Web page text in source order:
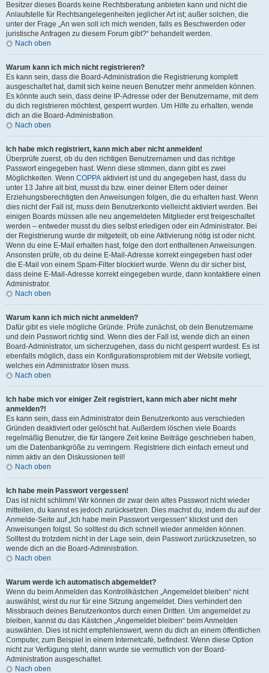
Besitzer dieses Boards keine Rechtsberatung anbieten kann und nicht die
Anlaufstelle für Rechtsangelegenheiten jeglicher Art ist; außer solchen, die
unter der Frage „An wen soll ich mich wenden, falls es Beschwerden oder
juristische Anfragen zu diesem Forum gibt?“ behandelt werden.
Nach oben
Warum kann ich mich nicht registrieren?
Es kann sein, dass die Board-Administration die Registrierung komplett
ausgeschaltet hat, damit sich keine neuen Benutzer mehr anmelden können.
Es könnte auch sein, dass deine IP-Adresse oder der Benutzername, mit dem
du dich registrieren möchtest, gesperrt wurden. Um Hilfe zu erhalten, wende
dich an die Board-Administration.
Nach oben
Ich habe mich registriert, kann mich aber nicht anmelden!
Überprüfe zuerst, ob du den richtigen Benutzernamen und das richtige
Passwort eingegeben hast. Wenn diese stimmen, dann gibt es zwei
Möglichkeiten. Wenn COPPA aktiviert ist und du angegeben hast, dass du
unter 13 Jahre alt bist, musst du bzw. einer deiner Eltern oder deiner
Erziehungsberechtigten den Anweisungen folgen, die du erhalten hast. Wenn
dies nicht der Fall ist, muss dein Benutzerkonto vielleicht aktiviert werden. Bei
einigen Boards müssen alle neu angemeldeten Mitglieder erst freigeschaltet
werden – entweder musst du dies selbst erledigen oder ein Administrator. Bei
der Registrierung wurde dir mitgeteilt, ob eine Aktivierung nötig ist oder nicht.
Wenn du eine E-Mail erhalten hast, folge den dort enthaltenen Anweisungen.
Ansonsten prüfe, ob du deine E-Mail-Adresse korrekt eingegeben hast oder
die E-Mail von einem Spam-Filter blockiert wurde. Wenn du dir sicher bist,
dass deine E-Mail-Adresse korrekt eingegeben wurde, dann kontaktiere einen
Administrator.
Nach oben
Warum kann ich mich nicht anmelden?
Dafür gibt es viele mögliche Gründe. Prüfe zunächst, ob dein Benutzername
und dein Passwort richtig sind. Wenn dies der Fall ist, wende dich an einen
Board-Administrator, um sicherzugehen, dass du nicht gesperrt wurdest. Es ist
ebenfalls möglich, dass ein Konfigurationsproblem mit der Website vorliegt,
welches ein Administrator lösen muss.
Nach oben
Ich habe mich vor einiger Zeit registriert, kann mich aber nicht mehr
anmelden?!
Es kann sein, dass ein Administrator dein Benutzerkonto aus verschieden
Gründen deaktiviert oder gelöscht hat. Außerdem löschen viele Boards
regelmäßig Benutzer, die für längere Zeit keine Beiträge geschrieben haben,
um die Datenbankgröße zu verringern. Registriere dich einfach erneut und
nimm aktiv an den Diskussionen teil!
Nach oben
Ich habe mein Passwort vergessen!
Das ist nicht schlimm! Wir können dir zwar dein altes Passwort nicht wieder
mitteilen, du kannst es jedoch zurücksetzen. Dies machst du, indem du auf der
Anmelde-Seite auf „Ich habe mein Passwort vergessen“ klickst und den
Anweisungen folgst. So solltest du dich schnell wieder anmelden können.
Solltest du trotzdem nicht in der Lage sein, dein Passwort zurückzusetzen, so
wende dich an die Board-Administration.
Nach oben
Warum werde ich automatisch abgemeldet?
Wenn du beim Anmelden das Kontrollkästchen „Angemeldet bleiben“ nicht
auswählst, wirst du nur für eine Sitzung angemeldet. Dies verhindert den
Missbrauch deines Benutzerkontos durch einen Dritten. Um angemeldet zu
bleiben, kannst du das Kästchen „Angemeldet bleiben“ beim Anmelden
auswählen. Dies ist nicht empfehlenswert, wenn du dich an einem öffentlichen
Computer, zum Beispiel in einem Internetcafé, befindest. Wenn diese Option
nicht zur Verfügung steht, dann wurde sie vermutlich von der Board-
Administration ausgeschaltet.
Nach oben